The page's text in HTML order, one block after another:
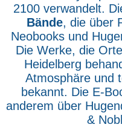
2100 verwandelt.
Bände, die über
Neobooks und
Die Werke, die
Heidelberg
Atmosphäre und
bekannt. Die E-
anderem über
&